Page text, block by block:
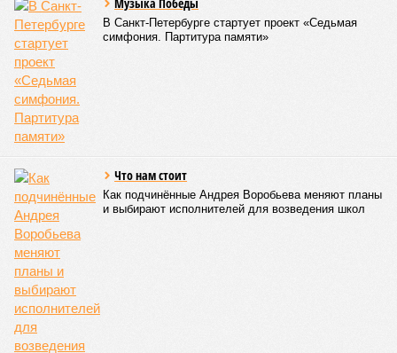
В Санкт-Петербурге стартует проект «Седьмая
симфония. Партитура памяти»
Что нам стоит
Как подчинённые Андрея Воробьева меняют планы
и выбирают исполнителей для возведения школ